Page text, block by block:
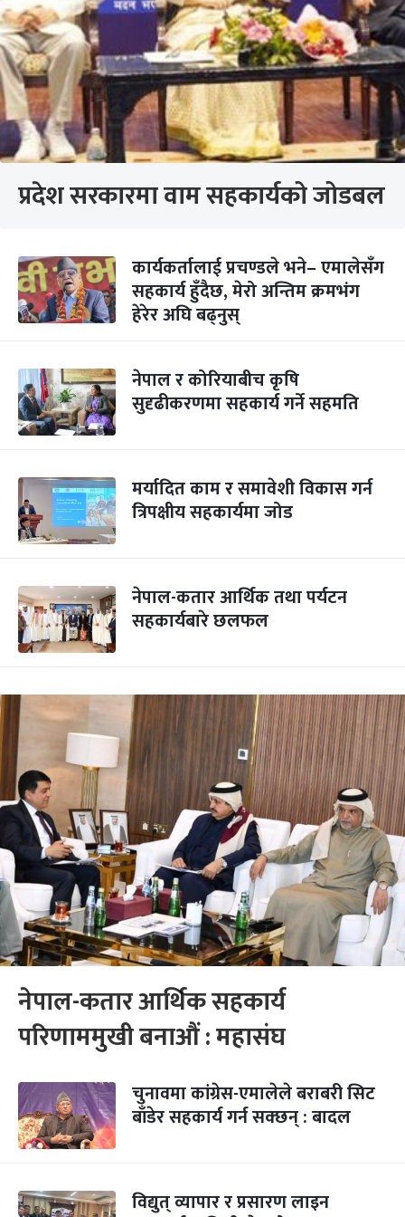
प्रदेश सरकारमा वाम सहकार्यको जोडबल
कार्यकर्तालाई प्रचण्डले भने– एमालेसँग
सहकार्य हुँदैछ, मेरो अन्तिम क्रमभंग
हेरेर अघि बढ्नुस्
नेपाल र कोरियाबीच कृषि
सुदृढीकरणमा सहकार्य गर्ने सहमति
मर्यादित काम र समावेशी विकास गर्न
त्रिपक्षीय सहकार्यमा जोड
नेपाल-कतार आर्थिक तथा पर्यटन
सहकार्यबारे छलफल
नेपाल-कतार आर्थिक सहकार्य
परिणाममुखी बनाऔं : महासंघ
चुनावमा कांग्रेस-एमालेले बराबरी सिट
बाँडेर सहकार्य गर्न सक्छन् : बादल
विद्युत् व्यापार र प्रसारण लाइन